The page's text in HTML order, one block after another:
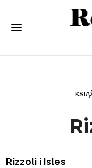
Rizzoli i Isles